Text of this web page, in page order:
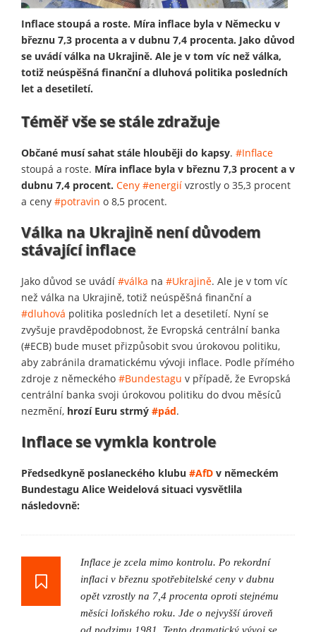
Inflace stoupá a roste. Míra inflace byla v Německu v
březnu 7,3 procenta a v dubnu 7,4 procenta. Jako důvod
se uvádí válka na Ukrajině. Ale je v tom víc než válka,
totiž neúspěšná finanční a dluhová politika posledních
let a desetiletí.
Téměř vše se stále zdražuje
Občané musí sahat stále hlouběji do kapsy. #Inflace
stoupá a roste. Míra inflace byla v březnu 7,3 procent a v
dubnu 7,4 procent. Ceny #energií vzrostly o 35,3 procent
a ceny #potravin o 8,5 procent.
Válka na Ukrajině není důvodem
stávající inflace
Jako důvod se uvádí #válka na #Ukrajině. Ale je v tom víc
než válka na Ukrajině, totiž neúspěšná finanční a
#dluhová politika posledních let a desetiletí. Nyní se
zvyšuje pravděpodobnost, že Evropská centrální banka
(#ECB) bude muset přizpůsobit svou úrokovou politiku,
aby zabránila dramatickému vývoji inflace. Podle přímého
zdroje z německého #Bundestagu v případě, že Evropská
centrální banka svoji úrokovou politiku do dvou měsíců
nezmění, hrozí Euru strmý #pád.
Inflace se vymkla kontrole
Předsedkyně poslaneckého klubu #AfD v německém
Bundestagu Alice Weidelová situaci vysvětlila
následovně:
Inflace je zcela mimo kontrolu. Po rekordní
inflaci v březnu spotřebitelské ceny v dubnu
opět vzrostly na 7,4 procenta oproti stejnému
měsíci loňského roku. Jde o nejvyšší úroveň
od podzimu 1981. Tento dramatický vývoj se